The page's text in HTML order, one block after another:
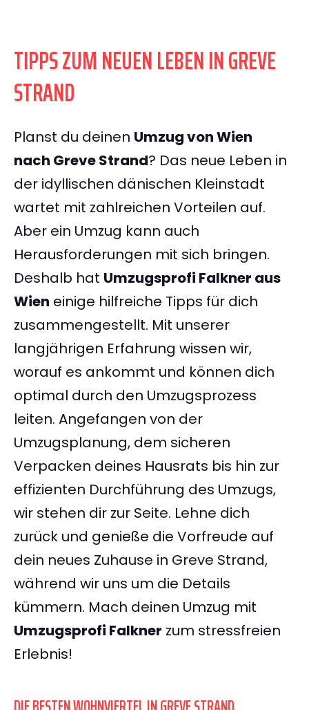
TIPPS ZUM NEUEN LEBEN IN GREVE
STRAND
Planst du deinen Umzug von Wien
nach Greve Strand? Das neue Leben in
der idyllischen dänischen Kleinstadt
wartet mit zahlreichen Vorteilen auf.
Aber ein Umzug kann auch
Herausforderungen mit sich bringen.
Deshalb hat Umzugsprofi Falkner aus
Wien einige hilfreiche Tipps für dich
zusammengestellt. Mit unserer
langjährigen Erfahrung wissen wir,
worauf es ankommt und können dich
optimal durch den Umzugsprozess
leiten. Angefangen von der
Umzugsplanung, dem sicheren
Verpacken deines Hausrats bis hin zur
effizienten Durchführung des Umzugs,
wir stehen dir zur Seite. Lehne dich
zurück und genieße die Vorfreude auf
dein neues Zuhause in Greve Strand,
während wir uns um die Details
kümmern. Mach deinen Umzug mit
Umzugsprofi Falkner zum stressfreien
Erlebnis!